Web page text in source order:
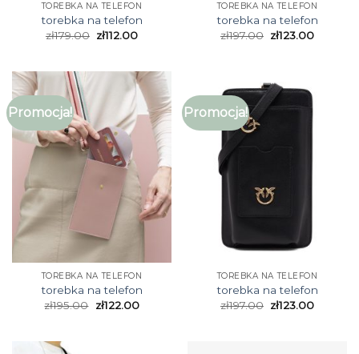
TOREBKA NA TELEFON
torebka na telefon
zł179.00 zł112.00
TOREBKA NA TELEFON
torebka na telefon
zł197.00 zł123.00
Promocja!
TOREBKA NA TELEFON
torebka na telefon
zł195.00 zł122.00
Promocja!
TOREBKA NA TELEFON
torebka na telefon
zł197.00 zł123.00